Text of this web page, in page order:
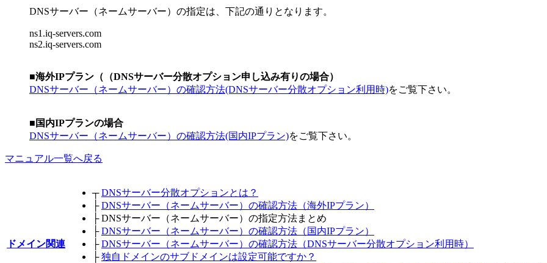
DNSサーバー（ネームサーバー）の指定は、下記の通りとなります。
ns1.iq-servers.com
ns2.iq-servers.com
■海外IPプラン（（DNSサーバー分散オプション申し込み有りの場合）
DNSサーバー（ネームサーバー）の確認方法(DNSサーバー分散オプション利用時)をご覧下さい。
■国内IPプランの場合
DNSサーバー（ネームサーバー）の確認方法(国内IPプラン)をご覧下さい。
マニュアル一覧へ戻る
ドメイン関連
┬DNSサーバー分散オプションとは？
├DNSサーバー（ネームサーバー）の確認方法（海外IPプラン）
├DNSサーバー（ネームサーバー）の指定方法まとめ
├DNSサーバー（ネームサーバー）の確認方法（国内IPプラン）
├DNSサーバー（ネームサーバー）の確認方法（DNSサーバー分散オプション利用時）
├独自ドメインのサブドメインは設定可能ですか？